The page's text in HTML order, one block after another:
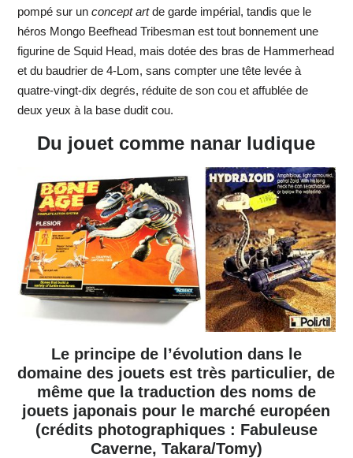
pompé sur un concept artde garde impérial, tandis que le
héros Mongo Beefhead Tribesman est tout bonnement une
figurine de Squid Head, mais dotée des bras de Hammerhead
et du baudrier de 4-Lom, sans compter une tête levée à
quatre-vingt-dix degrés, réduite de son cou et affublée de
deux yeux à la base dudit cou.
Du jouet comme nanar ludique
Le principe de l’évolution dans le
domaine des jouets est très particulier, de
même que la traduction des noms de
jouets japonais pour le marché européen
(crédits photographiques : Fabuleuse
Caverne, Takara/Tomy)